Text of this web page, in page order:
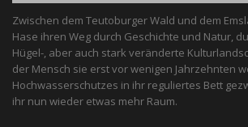
Zwischen dem Teutoburger Wald und dem
Hase ihren Weg durch Geschichte und Natur,
Hügel-, aber auch stark veränderte
der Mensch sie erst vor wenigen Jahrzehnten
Hochwasserschutzes in ihr reguliertes Bett
ihr nun wieder etwas mehr Raum.